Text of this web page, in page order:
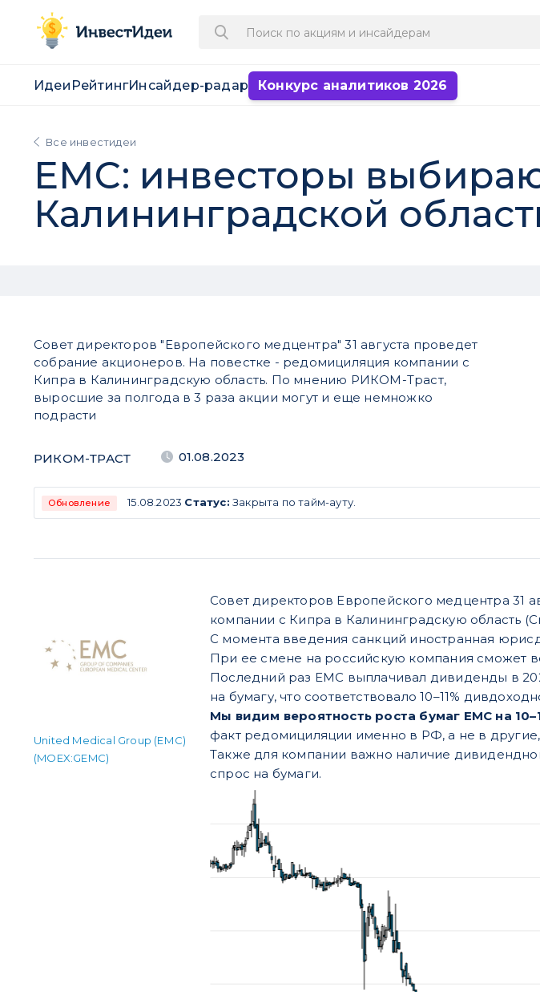
Идеи РейтингИнсайдер-радар Конкурс аналитиков 2026
Все инвестидеи
ЕМС: инвесторы
Калининградской
Совет директоров "Европейского медцентра" 31 августа проведет
собрание акционеров. На повестке - редомициляция компании с
Кипра в Калининградскую область. По мнению РИКОМ-Траст,
выросшие за полгода в 3 раза акции могут и еще немножко
подрасти
РИКОМ-ТРАСТ 01.08.2023
Обновление 15.08.2023 Статус: Закрыта по тайм-ауту.
United Medical Group (ЕМС)
(MOEX:GEMC)
Совет директоров Европейского медцентра 31
компании с Кипра в Калининградскую область
С момента введения санкций иностранная
При ее смене на российскую компания сможет
Последний раз EMC выплачивал дивиденды в
на бумагу, что соответствовало 10–11%
Мы видим вероятность роста бумаг ЕМС на
факт редомициляции именно в РФ, а не в
Также для компании важно наличие
спрос на бумаги.